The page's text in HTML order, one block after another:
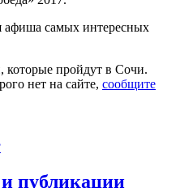
афиша самых интересных
которые пройдут в Сочи.
нет на сайте, сообщите
и публикации